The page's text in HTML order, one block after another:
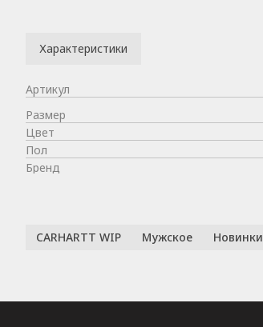
Характеристики
Артикул
Размер
Цвет
Пол
Бренд
CARHARTT WIP Мужское Новинки